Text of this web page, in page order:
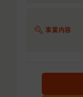
事業内容